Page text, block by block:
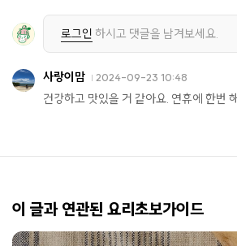
로그인 하시고 댓글을 남겨보세요.
사랑이맘 2024-09-23 10:48
건강하고 맛있을 거 같아요. 연휴에 한번
이 글과 연관된 요리초보가이드